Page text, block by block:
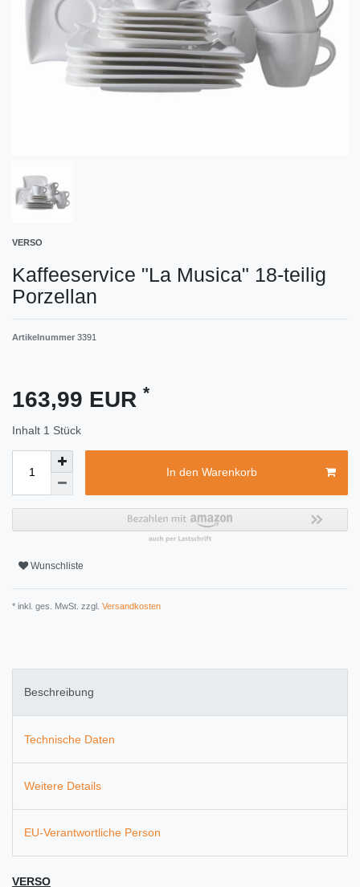
VERSO
Kaffeeservice "La Musica" 18-teilig
Porzellan
Artikelnummer 3391
163,99 EUR *
Inhalt 1 Stück
In den Warenkorb
Wunschliste
* inkl. ges. MwSt. zzgl. Versandkosten
Beschreibung
Technische Daten
Weitere Details
EU-Verantwortliche Person
VERSO